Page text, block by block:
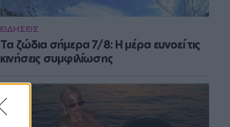
ΕΙΔΗΣΕΙΣ
Τα ζώδια σήμερα 7/8: Η μέρα ευνοεί τις
κινήσεις συμφιλίωσης